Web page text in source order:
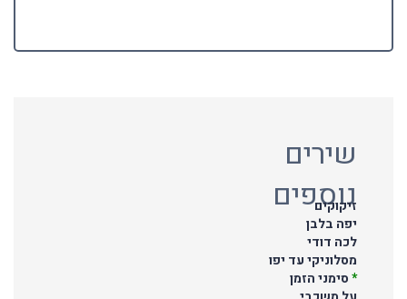
שירים
נוספים
זיקוקים
יפה בלבן
לכה דודי
מסלוניקי עד יפו
*סימני הזמן